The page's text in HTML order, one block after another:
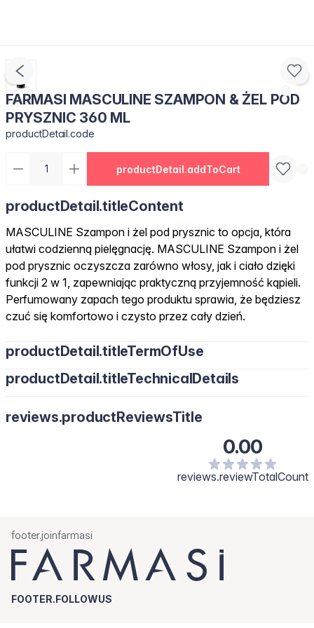
FARMASI MASCULINE SZAMPON & ŻEL POD
PRYSZNIC 360 ML
productDetail.code
productDetail.addToCart
productDetail.titleContent
MASCULINE Szampon i żel pod prysznic to opcja, która
ułatwi codzienną pielęgnację. MASCULINE Szampon i żel
pod prysznic oczyszcza zarówno włosy, jak i ciało dzięki
funkcji 2 w 1, zapewniając praktyczną przyjemność kąpieli.
Perfumowany zapach tego produktu sprawia, że będziesz
czuć się komfortowo i czysto przez cały dzień.
productDetail.titleTermOfUse
productDetail.titleTechnicalDetails
reviews.productReviewsTitle
0.00
reviews.reviewTotalCount
footer.joinfarmasi
FOOTER.FOLLOWUS